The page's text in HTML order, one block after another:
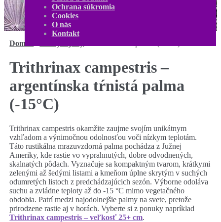
Ochrana súkromia
Cookies
O nás
Kontakt
€ 0 produktov
Domov
Trithrinax campestris –
argentínska tŕnistá palma
(-15°C)
Trithrinax campestris okamžite zaujme svojím unikátnym
vzhľadom a výnimočnou odolnosťou voči nízkym teplotám.
Táto rustikálna mrazuvzdorná palma pochádza z Južnej
Ameriky, kde rastie vo vyprahnutých, dobre odvodnených,
skalnatých pôdach. Vyznačuje sa kompaktným tvarom, krátkymi
zelenými až šedými listami a kmeňom úplne skrytým v suchých
odumretých listoch z predchádzajúcich sezón. Výborne odoláva
suchu a zvládne teploty až do -15 °C mimo vegetačného
obdobia. Patrí medzi najodolnejšie palmy na svete, pretože
prirodzene rastie aj v horách. Vyberte si z ponuky napríklad
Trithrinax campestris – veľkosť 25+ cm.